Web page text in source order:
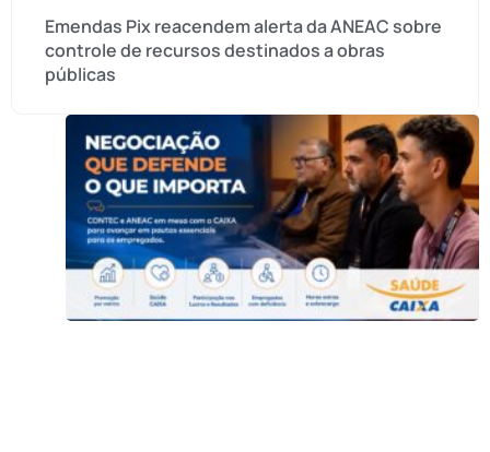
Emendas Pix reacendem alerta da ANEAC sobre
controle de recursos destinados a obras
públicas